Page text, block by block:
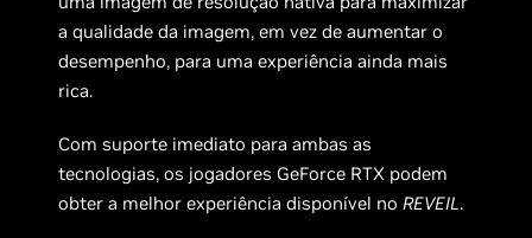
a qualidade da imagem, em vez de aumentar o
desempenho, para uma experiência ainda mais
rica.
Com suporte imediato para ambas as
tecnologias, os jogadores GeForce RTX podem
obter a melhor experiência disponível noREVEIL.